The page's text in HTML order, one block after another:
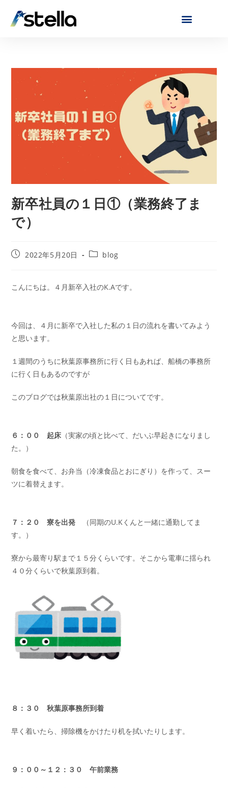
新卒社員の１日①（業務終了ま
で）
2022年5月20日 blog
こんにちは。４月新卒入社のK.Aです。
今回は、４月に新卒で入社した私の１日の流れを書いてみよう
と思います。
１週間のうちに秋葉原事務所に行く日もあれば、船橋の事務所
に行く日もあるのですが
このブログでは秋葉原出社の１日についてです。
６：００ 起床 （実家の頃と比べて、だいぶ早起きになりまし
た。）
朝食を食べて、お弁当（冷凍食品とおにぎり）を作って、スー
ツに着替えます。
７：２０ 寮を出発 （同期のU.Kくんと一緒に通勤してま
す。）
寮から最寄り駅まで１５分くらいです。そこから電車に揺られ
４０分くらいで秋葉原到着。
８：３０ 秋葉原事務所到着
早く着いたら、掃除機をかけたり机を拭いたりします。
９：００～１２：３０ 午前業務